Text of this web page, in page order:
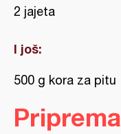
2 jajeta
I još:
500 g kora za pitu
Priprema